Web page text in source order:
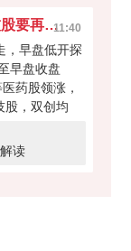
早盘出现一大隐患！科技股要再次吸干大盘？11:40
，早盘低开探
早盘收盘
药股领涨，
股，双创均
但早盘成交
无法撑起大
读